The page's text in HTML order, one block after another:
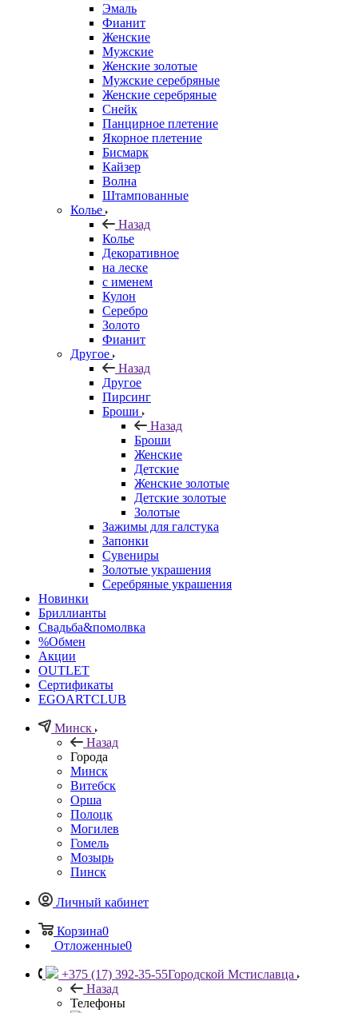
Эмаль
Фианит
Женские
Мужские
Женские золотые
Мужские серебряные
Женские серебряные
Снейк
Панцирное плетение
Якорное плетение
Бисмарк
Кайзер
Волна
Штампованные
Колье
Назад
Колье
Декоративное
на леске
с именем
Кулон
Серебро
Золото
Фианит
Другое
Назад
Другое
Пирсинг
Броши
Назад
Броши
Женские
Детские
Женские золотые
Детские золотые
Золотые
Зажимы для галстука
Запонки
Сувениры
Золотые украшения
Серебряные украшения
Новинки
Бриллианты
Свадьба&помолвка
%Обмен
Акции
OUTLET
Сертификаты
EGOARTCLUB
Минск
Назад
Города
Минск
Витебск
Орша
Полоцк
Могилев
Гомель
Мозырь
Пинск
Личный кабинет
Корзина0
Отложенные0
+375 (17) 392-35-55Городской Мстиславца
Назад
Телефоны